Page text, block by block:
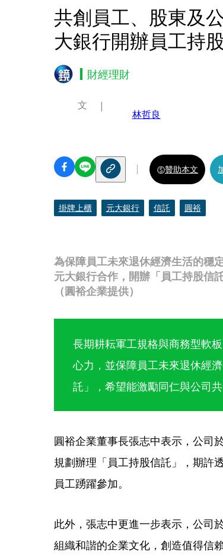
共創員工、股東及
大銀行開辦員工持
財經理財
為保障員工未來退休經濟生活的穩
元大銀行合作，開辦「員工持股信
（圓裕企業提供）
文
林哲良
贊助本文
掛牌上櫃 元大銀行 信託 圓裕
長期耕耘軍工規格與商務型軟
心力，並保障員工未來退休經
託」，希望能激勵同仁與公司共
圓裕企業董事長張志中表示，公司
規劃辦理「員工持股信託」，期許
員工踴躍參加。
此外，張志中更進一步表示，公司
組織和諧的企業文化，創造值得信